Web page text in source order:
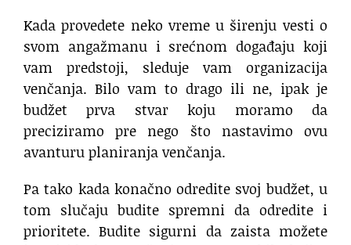
Kada provedete neko vreme u širenju vesti o
svom angažmanu i srećnom događaju koji
vam predstoji, sleduje vam organizacija
venčanja. Bilo vam to drago ili ne, ipak je
budžet prva stvar koju moramo da
preciziramo pre nego što nastavimo ovu
avanturu planiranja venčanja.
Pa tako kada konačno odredite svoj budžet, u
tom slučaju budite spremni da odredite i
prioritete. Budite sigurni da zaista možete